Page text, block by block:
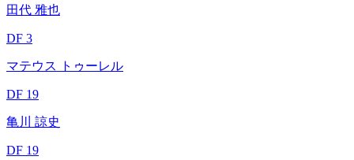
田代 雅也
DF 3
マテウス トゥーレル
DF 19
亀川 諒史
DF 19